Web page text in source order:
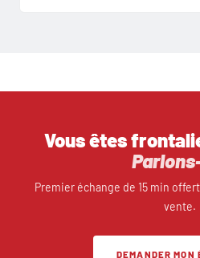
Vous êtes
Premier échange de 15 min
vente.
DEMANDER MON